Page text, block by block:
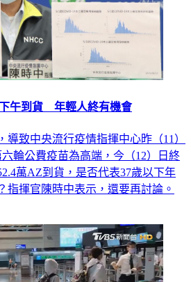
午到貨 年輕人終有機會
導致中央流行疫情指揮中心昨（11）
輪公費疫苗為高端，今（12）日終
萬AZ到貨，是否代表37歲以下年
指揮官陳時中表示，還要再討論。